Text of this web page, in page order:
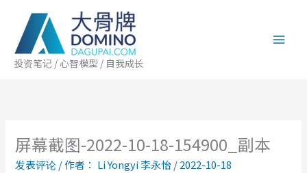
投资笔记 / 心智模型 / 自我成长
屏幕截图-2022-10-18-154900_副本
发表评论/ 作者： Li Yongyi 李永怡/2022-10-18